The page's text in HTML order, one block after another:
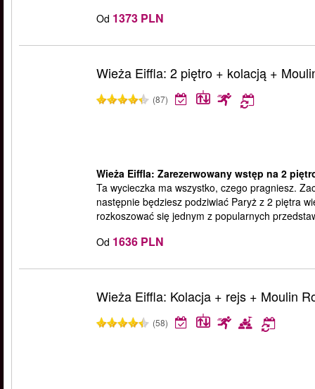
Od 1373 PLN
Wieża Eiffla: 2 piętro + kolacją +
(87)
Wieża Eiffla: Zarezerwowany wstęp na 2
Ta wycieczka ma wszystko, czego pragniesz.
następnie będziesz podziwiać Paryż z 2 piętra
rozkoszować się jednym z popularnych
Od 1636 PLN
Wieża Eiffla: Kolacja + rejs + Moulin
(58)